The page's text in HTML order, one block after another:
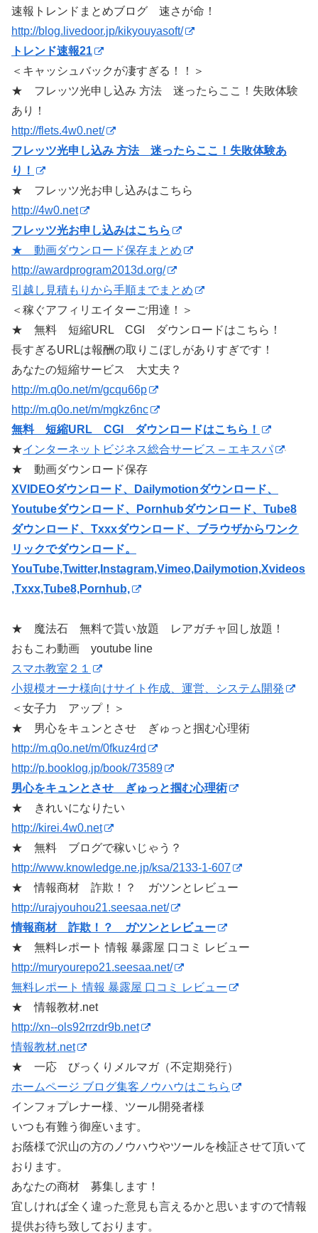
速報トレンドまとめブログ 速さが命！
http://blog.livedoor.jp/kikyouyasoft/
トレンド速報21
＜キャッシュバックが凄すぎる！！＞
★ フレッツ光申し込み 方法 迷ったらここ！失敗体験
あり！
http://flets.4w0.net/
フレッツ光申し込み 方法 迷ったらここ！失敗体験あ
り！
★ フレッツ光お申し込みはこちら
http://4w0.net
フレッツ光お申し込みはこちら
★ 動画ダウンロード保存まとめ
http://awardprogram2013d.org/
引越し見積もりから手順までまとめ
＜稼ぐアフィリエイターご用達！＞
★ 無料 短縮URL CGI ダウンロードはこちら！
長すぎるURLは報酬の取りこぼしがありすぎです！
あなたの短縮サービス 大丈夫？
http://m.q0o.net/m/gcqu66p
http://m.q0o.net/m/mgkz6nc
無料 短縮URL CGI ダウンロードはこちら！
★インターネットビジネス総合サービス – エキスパ
★ 動画ダウンロード保存
XVIDEOダウンロード、Dailymotionダウンロード、
Youtubeダウンロード、Pornhubダウンロード、Tube8
ダウンロード、Txxxダウンロード、ブラウザからワンク
リックでダウンロード。
YouTube,Twitter,Instagram,Vimeo,Dailymotion,Xvideos
,Txxx,Tube8,Pornhub,
★ 魔法石 無料で貰い放題 レアガチャ回し放題！
おもこわ動画 youtube line
スマホ教室２１
小規模オーナ様向けサイト作成、運営、システム開発
＜女子力 アップ！＞
★ 男心をキュンとさせ ぎゅっと掴む心理術
http://m.q0o.net/m/0fkuz4rd
http://p.booklog.jp/book/73589
男心をキュンとさせ ぎゅっと掴む心理術
★ きれいになりたい
http://kirei.4w0.net
★ 無料 ブログで稼いじゃう？
http://www.knowledge.ne.jp/ksa/2133-1-607
★ 情報商材 詐欺！？ ガツンとレビュー
http://urajyouhou21.seesaa.net/
情報商材 詐欺！？ ガツンとレビュー
★ 無料レポート 情報 暴露屋 口コミ レビュー
http://muryourepo21.seesaa.net/
無料レポート 情報 暴露屋 口コミ レビュー
★ 情報教材.net
http://xn--ols92rrzdr9b.net
情報教材.net
★ 一応 びっくりメルマガ（不定期発行）
ホームページ ブログ集客ノウハウはこちら
インフォプレナー様、ツール開発者様
いつも有難う御座います。
お蔭様で沢山の方のノウハウやツールを検証させて頂いて
おります。
あなたの商材 募集します！
宜しければ全く違った意見も言えるかと思いますので情報
提供お待ち致しております。